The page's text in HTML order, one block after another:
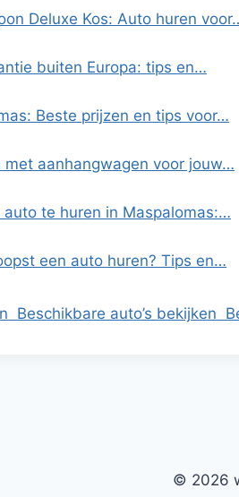
Deluxe Kos: Auto huren
buiten Europa: tips en…
Beste prijzen en tips voor…
met aanhangwagen voor jouw…
te huren in Maspalomas:…
een auto huren? Tips en…
Beschikbare auto’s bekijken
© 2026